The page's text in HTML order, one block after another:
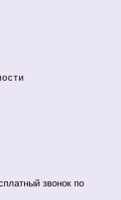
звонок по